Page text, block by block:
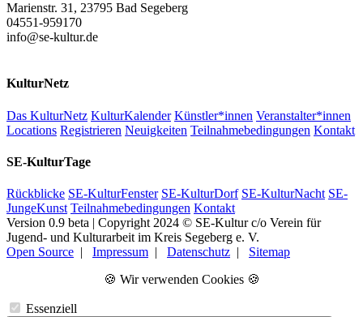
Marienstr. 31, 23795 Bad Segeberg
04551-959170
info@se-kultur.de
KulturNetz
Das KulturNetz KulturKalender Künstler*innen Veranstalter*innen
Locations Registrieren Neuigkeiten Teilnahmebedingungen Kontakt
SE-KulturTage
Rückblicke SE-KulturFenster SE-KulturDorf SE-KulturNacht SE-
JungeKunst Teilnahmebedingungen Kontakt
Version 0.9 beta | Copyright 2024 © SE-Kultur c/o Verein für
Jugend- und Kulturarbeit im Kreis Segeberg e. V.
Open Source | Impressum | Datenschutz | Sitemap
🍪 Wir verwenden Cookies 🍪
Essenziell